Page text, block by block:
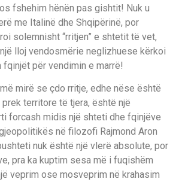
fshehim hënën pas gishtit! Nuk u
me Italinë dhe Shqipërinë, por
solemnisht “rritjen” e shtetit të vet,
lloj vendosmërie neglizhuese kërkoi
për vendimin e marrë!
mirë se çdo rritje, edhe nëse është
territore të tjera, është një
forcash midis një shteti dhe fqinjëve
në filozofi Rajmond Aron
nuk është një vlerë absolute, por
pra ka kuptim sesa më i fuqishëm
veprim ose mosveprim në krahasim